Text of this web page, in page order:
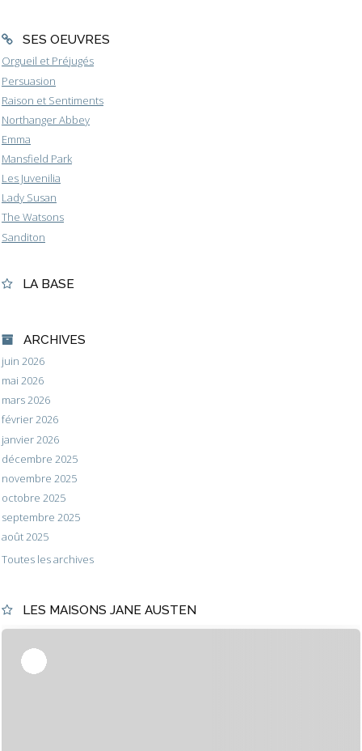
SES OEUVRES
Orgueil et Préjugés
Persuasion
Raison et Sentiments
Northanger Abbey
Emma
Mansfield Park
Les Juvenilia
Lady Susan
The Watsons
Sanditon
LA BASE
ARCHIVES
juin 2026
mai 2026
mars 2026
février 2026
janvier 2026
décembre 2025
novembre 2025
octobre 2025
septembre 2025
août 2025
Toutes les archives
LES MAISONS JANE AUSTEN